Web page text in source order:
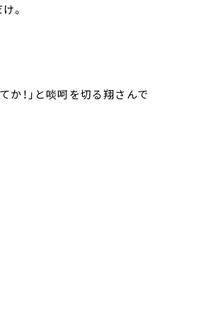
。
か！」と啖呵を切る翔さんで